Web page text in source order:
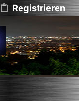
Registrieren